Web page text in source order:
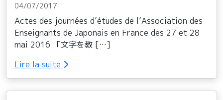
04/07/2017
Actes des journées d’études de l’Association des
Enseignants de Japonais en France des 27 et 28
mai 2016 「文字を教 […]
Lire la suite